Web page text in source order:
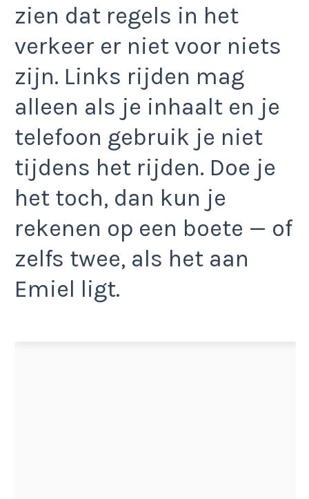
zien dat regels in het
verkeer er niet voor niets
zijn. Links rijden mag
alleen als je inhaalt en je
telefoon gebruik je niet
tijdens het rijden. Doe je
het toch, dan kun je
rekenen op een boete — of
zelfs twee, als het aan
Emiel ligt.